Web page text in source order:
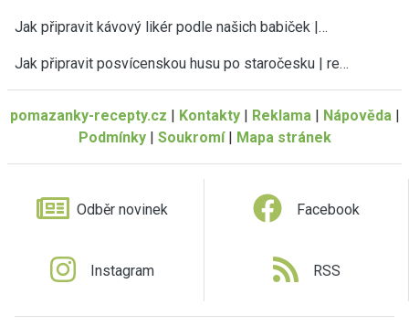
Jak připravit kávový likér podle našich babiček |…
Jak připravit posvícenskou husu po staročesku | re…
pomazanky-recepty.cz | Kontakty| Reklama| Nápověda|
Podmínky| Soukromí| Mapa stránek
Odběr novinek Facebook
Instagram RSS